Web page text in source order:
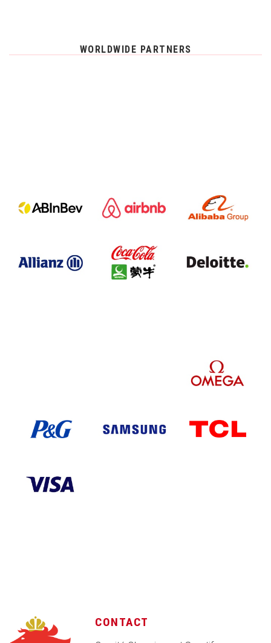
WORLDWIDE PARTNERS
CONTACT